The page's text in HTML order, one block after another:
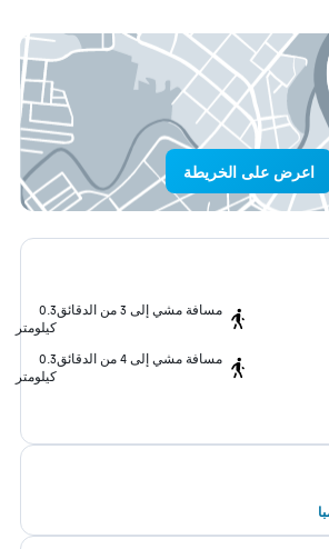
اعرض على الخريطة
مسافة مشي إلى 3 من الدقائق
0.3
كيلومتر
مسافة مشي إلى 4 من الدقائق
0.3
كيلومتر